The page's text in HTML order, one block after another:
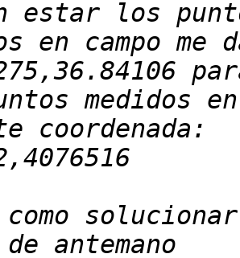
medidos
como